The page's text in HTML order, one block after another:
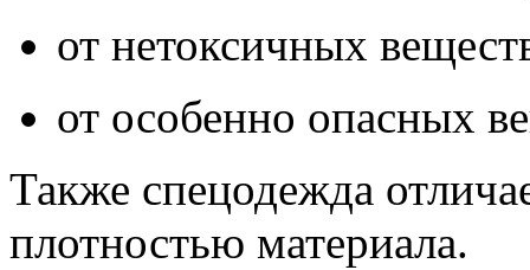
от нетоксичных
от особенно опасных
Также спецодежда
плотностью материала.